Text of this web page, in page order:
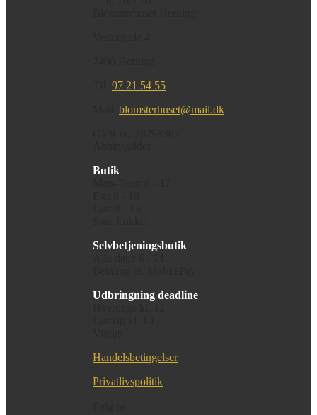
97 21 54 55
blomsterhuset@mail.dk
Butik
Selvbetjeningsbutik
Udbringning deadline
Handelsbetingelser
Privatlivspolitik